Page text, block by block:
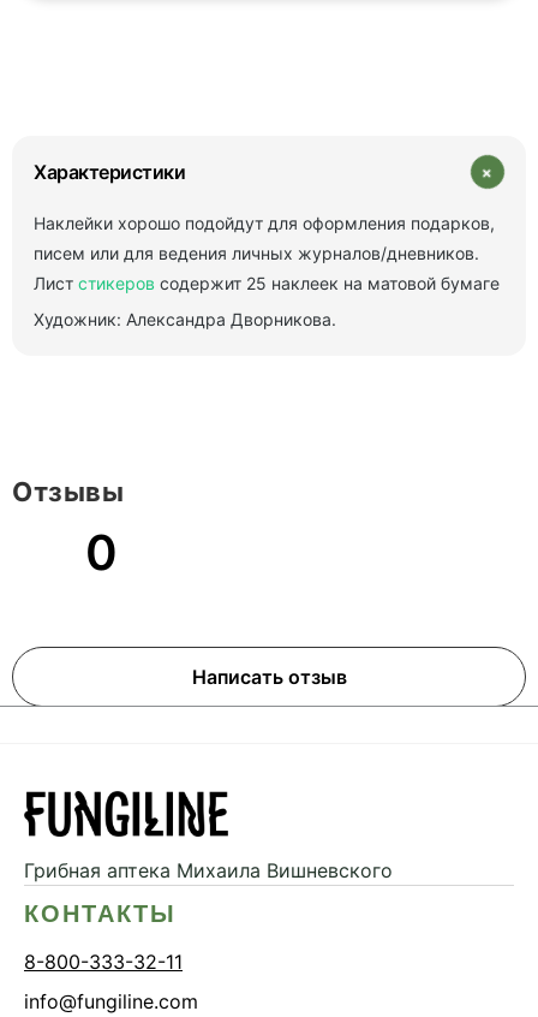
Характеристики +
Наклейки хорошо подойдут для оформления подарков,
писем или для ведения личных журналов/дневников.
Лист стикеров содержит 25 наклеек на матовой бумаге
Художник: Александра Дворникова.
0
Написать отзыв
Отзывы
Грибная аптека Михаила Вишневского
КОНТАКТЫ
8-800-333-32-11
info@fungiline.com